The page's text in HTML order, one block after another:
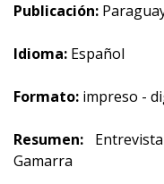
Publicación:
Idioma: Español
Formato: impreso -
Resumen:
Gamarra